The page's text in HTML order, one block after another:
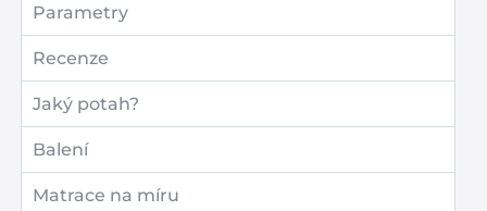
Parametry
Recenze
Jaký potah?
Balení
Matrace na míru